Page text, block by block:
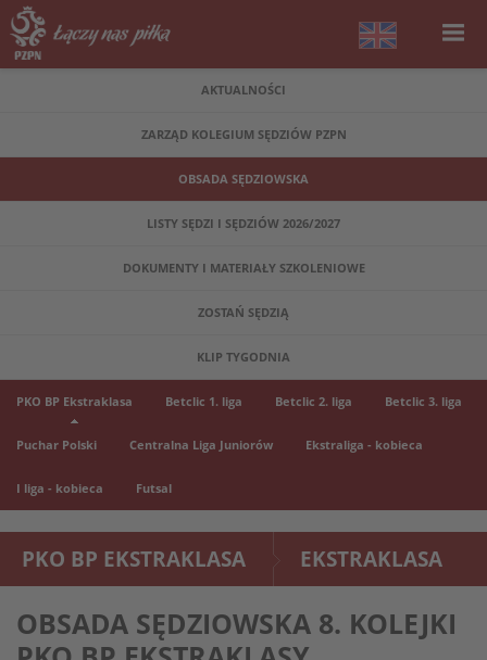
AKTUALNOŚCI
ZARZĄD KOLEGIUM SĘDZIÓW PZPN
OBSADA SĘDZIOWSKA
LISTY SĘDZI I SĘDZIÓW 2026/2027
DOKUMENTY I MATERIAŁY SZKOLENIOWE
ZOSTAŃ SĘDZIĄ
KLIP TYGODNIA
PKO BP Ekstraklasa Betclic 1. liga Betclic 2. liga Betclic 3. liga
Puchar Polski Centralna Liga Juniorów Ekstraliga - kobieca
I liga - kobieca Futsal
PKO BP EKSTRAKLASA EKSTRAKLASA
OBSADA SĘDZIOWSKA 8. KOLEJKI